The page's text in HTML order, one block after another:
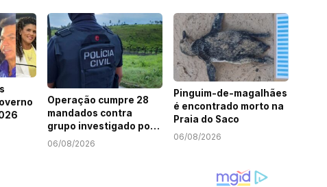
Operação cumpre 28
mandados contra
grupo investigado por
roubo de cargas e
06/08/2026
Pinguim-de-magalhães
é encontrado morto na
Praia do Saco
06/08/2026